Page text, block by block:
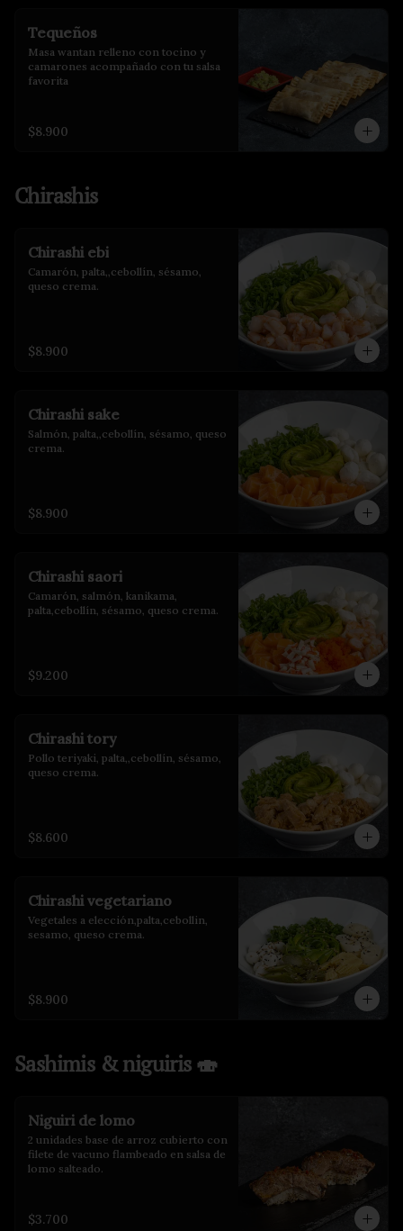
Tequeños
Masa wantan relleno con tocino y
camarones acompañado con tu salsa
favorita
$8.900
Chirashis
Chirashi ebi
Camarón, palta,,cebollín, sésamo,
queso crema.
$8.900
Chirashi sake
Salmón, palta,,cebollín, sésamo, queso
crema.
$8.900
Chirashi saori
Camarón, salmón, kanikama,
palta,cebollín, sésamo, queso crema.
$9.200
Chirashi tory
Pollo teriyaki, palta,,cebollín, sésamo,
queso crema.
$8.600
Chirashi vegetariano
Vegetales a elección,palta,cebollin,
sesamo, queso crema.
$8.900
Sashimis & niguiris 🍣
Niguiri de lomo
2 unidades base de arroz cubierto con
filete de vacuno flambeado en salsa de
lomo salteado.
$3.700